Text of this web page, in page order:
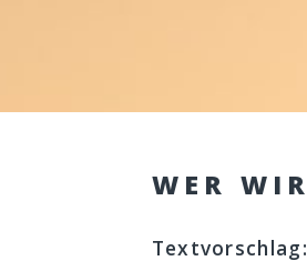
WER
Textvorschlag: